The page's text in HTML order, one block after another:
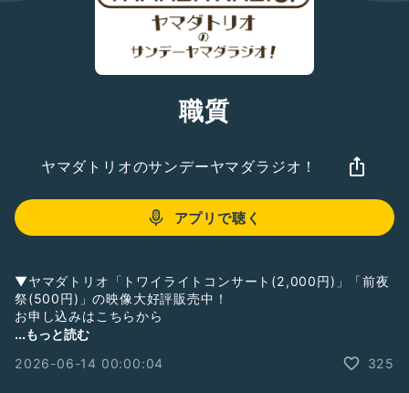
職質
ヤマダトリオのサンデーヤマダラジオ！
アプリで聴く
▼ヤマダトリオ「トワイライトコンサート(2,000円)」「前夜
祭(500円)」の映像大好評販売中！
お申し込みはこちらから
https://yamadatrio.xyz/contact
アプリから聴いて下さっている方、ぜひ画面の下の方にある♡
...もっと読む
2026-06-14 00:00:04
325